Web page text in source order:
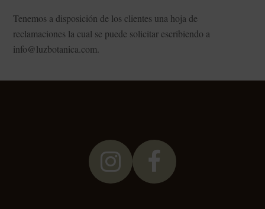
Tenemos a disposición de los clientes una hoja de
reclamaciones la cual se puede solicitar escribiendo a
info@luzbotanica.com.
InstagramFacebook